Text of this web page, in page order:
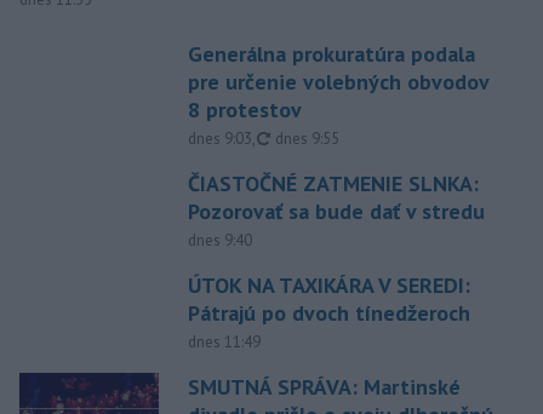
Generálna prokuratúra podala
pre určenie volebných obvodov
8 protestov
dnes 9:03, aktualizované
dnes 9:55
ČIASTOČNÉ ZATMENIE SLNKA:
Pozorovať sa bude dať v stredu
dnes 9:40
ÚTOK NA TAXIKÁRA V SEREDI:
Pátrajú po dvoch tínedžeroch
dnes 11:49
SMUTNÁ SPRÁVA: Martinské